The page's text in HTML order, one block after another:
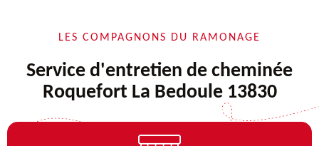
LES COMPAGNONS DU RAMONAGE
Service d'entretien de cheminée
Roquefort La Bedoule 13830